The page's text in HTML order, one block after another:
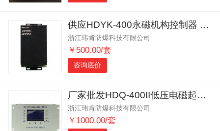
江西
陕西
西藏 甘肃
青海
海南 新疆
台湾
香港
澳门 国外地区
供应HDYK-400永磁机构控制器 厂家直销 价格合理
浙江玮肯防爆科技有限公司
￥500.00/套
咨询底价
厂家批发HDQ-400II低压电磁起动器综合保护装置
浙江玮肯防爆科技有限公司
￥1000.00/套